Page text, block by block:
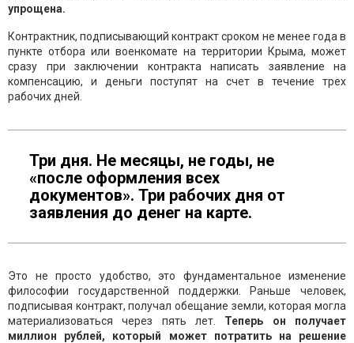
упрощена.
Контрактник, подписывающий контракт сроком не менее года в
пункте отбора или военкомате на территории Крыма, может
сразу при заключении контракта написать заявление на
компенсацию, и деньги поступят на счет в течение трех
рабочих дней.
Три дня. Не месяцы, не годы, не
«после оформления всех
документов». Три рабочих дня от
заявления до денег на карте.
Это не просто удобство, это фундаментальное изменение
философии государственной поддержки. Раньше человек,
подписывая контракт, получал обещание земли, которая могла
материализоваться через пять лет. Теперь он получает
миллион рублей, который может потратить на решение